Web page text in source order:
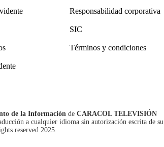
Responsabilidad corporativa
SIC
Términos y condiciones
de la Información de CARACOL TELEVISIÓN
a cualquier idioma sin autorización escrita de su
reserved 2025.